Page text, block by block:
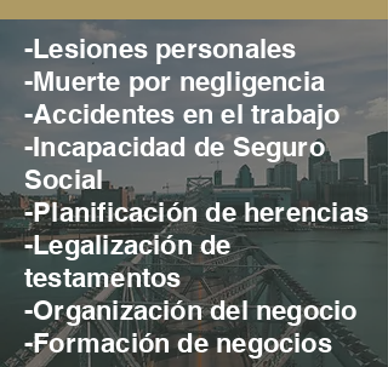
-Lesiones personales
-Muerte por negligencia
-Accidentes en el trabajo
-Incapacidad de Seguro
Social
-Planificación de herencias
-Legalización de
testamentos
-Organización del negocio
-Formación de negocios